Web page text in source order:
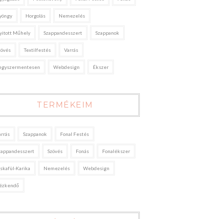
Horgolás Nemezelés
Műhely Szappandesszert Szappanok
Textilfestés Varrás
Webdesign Ékszer
TERMÉKEIM
Szappanok Fonal Festés
Szövés Fonás Fonalékszer
Karika Nemezelés Webdesign